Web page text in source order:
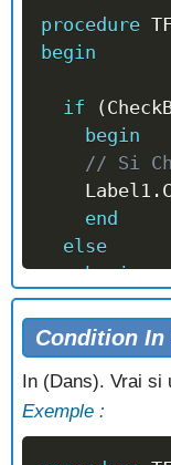
end ;
procedure
begin
if (
begin
// Si
    Label1
.
end
else
begin
// Si
    Label1
.
end;
end;
Condition In
In (Dans). Vrai
Exemple :